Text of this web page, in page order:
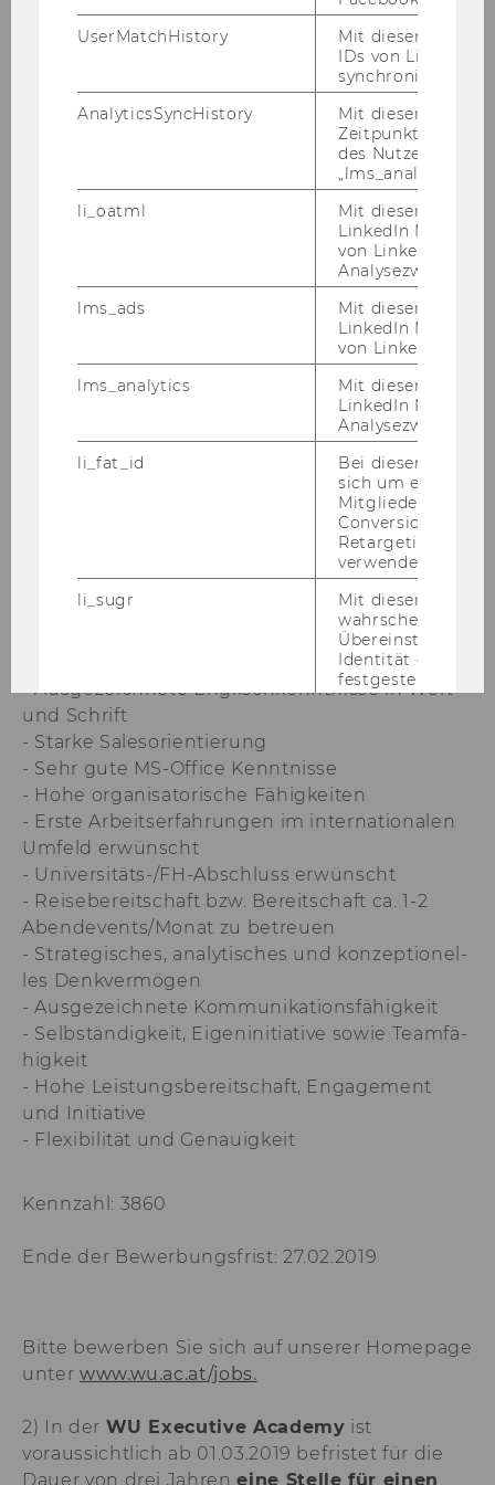
- Pro­fes­sio­nel­les Kund/inn/en­ma­nage­ment
und ak­ti­ver Aus­bau der Kund/inn/en­be­zie­hun­
- Ak­ti­ve Markt­ana­ly­se und Be­darfs­er­he­bung
und Ent­wick­lung von ver­kaufs­för­dern­den Maß­
- Ak­ti­ver Ver­kauf der Pro­gram­me (Be­ra­tung von
In­ter­es­sent/inn/en/Un­ter­neh­men, Mes­sen,
Events u.ä.) in Ab­stim­mung mit der Be­reichs­
- Un­ter­stüt­zung bei der Er­stel­lung neuer An­
ge­bo­te und bei der Neu- und Wei­ter­ent­wick­
- Er­stel­lung und Ein­hal­tung von Bud­gets und
Qua­li­täts­stan­dards in Zu­sam­men­ar­beit mit der
Be­reichs­lei­tung und dem Con­trol­ling
ner­halb der WU Exe­cu­ti­ve Aca­de­my und Mit­ar­
- Ma­tu­ra oder ab­ge­schlos­se­ne Aus­bil­dung in
einem kauf­män­ni­schen Beruf
- Gutes kauf­män­ni­sches Ver­ständ­nis
- Aus­ge­zeich­ne­te Eng­lisch­kennt­nis­se in Wort
und Schrift
- Star­ke Sa­les­ori­en­tie­rung
- Sehr gute MS-​Office Kennt­nis­se
- Hohe or­ga­ni­sa­to­ri­sche Fä­hig­kei­ten
- Erste Ar­beits­er­fah­run­gen im in­ter­na­tio­na­len
Um­feld er­wünscht
- Universitäts-​/FH-​Abschluss er­wünscht
- Rei­se­be­reit­schaft bzw. Be­reit­schaft ca. 1-2
Aben­d­e­vents/Monat zu be­treu­en
- Stra­te­gi­sches, ana­ly­ti­sches und kon­zep­tio­nel­
les Denk­ver­mö­gen
- Aus­ge­zeich­ne­te Kom­mu­ni­ka­ti­ons­fä­hig­keit
- Selb­stän­dig­keit, Ei­gen­in­itia­ti­ve sowie Team­fä­
hig­keit
- Hohe Leis­tungs­be­reit­schaft, En­ga­ge­ment
und In­itia­ti­ve
- Fle­xi­bi­li­tät und Ge­nau­ig­keit
Kennzahl: 3860
Ende der Bewerbungsfrist: 27.02.2019
Bitte bewerben Sie sich auf unserer Homepage
unter www.wu.ac.at/jobs.
2) In der WU Executive Academy ist
voraussichtlich ab 01.03.2019 befristet für die
Dauer von drei Jahreneine Stelle für einen
UserMatchHistory
Mit diesem
IDs von LinkedIn
synchronisiert.
AnalyticsSyncHistory
Mit diesem
Zeitpunkt der
des Nutzers mit
„lms_analytics“
li_oatml
Mit diesem
LinkedIn
von LinkedIn zu
Analysezwecke
lms_ads
Mit diesem
LinkedIn
von LinkedIn
lms_analytics
Mit diesem
LinkedIn
Analysezwecken
li_fat_id
Bei diesem
sich um eine
Conversion-
Retargeting und
verwendet wird.
li_sugr
Mit diesem
Identität eines
festgestellt.
U
_guid
Mit diesem
LinkedIn Mitglied
über Google Ads
BizographicsOptOut
Mit diesem
Tracking durch
lidc
Dieses Cookie
von LinkedIn.
aam_uuid
Dieses Cookie
Audience
AMCV_XXX_at_AdobeOrg
li_mc
lang
Dieses Cookie
sichergestellt,
LinkedIn.com-
vom Nutzer
Sprache erscheint.